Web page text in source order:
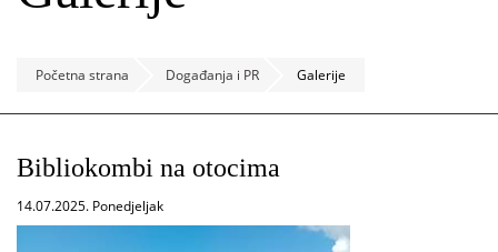
Početna strana Događanja i PR Galerije
Bibliokombi na otocima
14.07.2025. Ponedjeljak